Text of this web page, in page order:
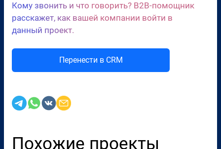
Кому звонить и что говорить? B2B-помощник
расскажет, как вашей компании войти в
данный проект.
Перенести в CRM
Похожие проекты